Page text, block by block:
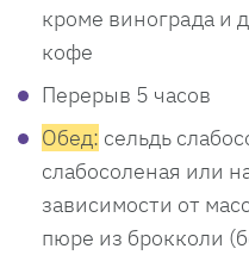
кроме винограда и
кофе
Перерыв 5 часов
Обед: сельдь
слабосоленая или
зависимости от
пюре из брокколи